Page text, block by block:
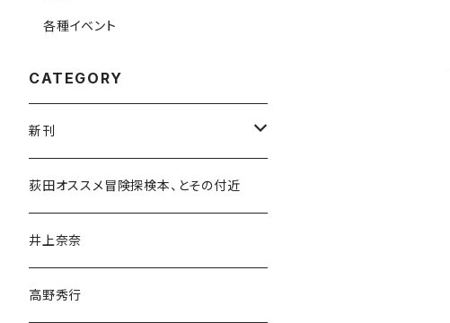
各種イベント
CATEGORY
新刊
和書
文学・小説・物語
随筆・ノンフィクション・その他
荻田オススメ冒険探検本、とその付近
井上奈奈
高野秀行